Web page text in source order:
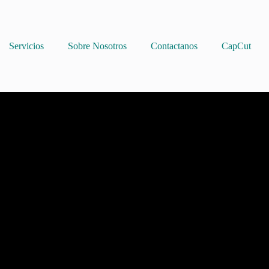
Servicios Sobre Nosotros Contactanos CapCut